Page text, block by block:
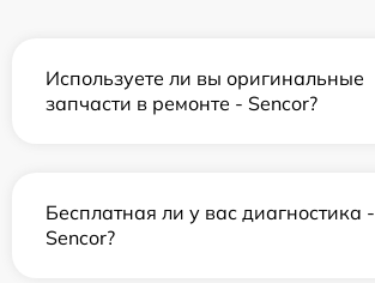
Используете ли вы оригинальные
запчасти в ремонте - Sencor?
Бесплатная ли у вас диагностика -
Sencor?